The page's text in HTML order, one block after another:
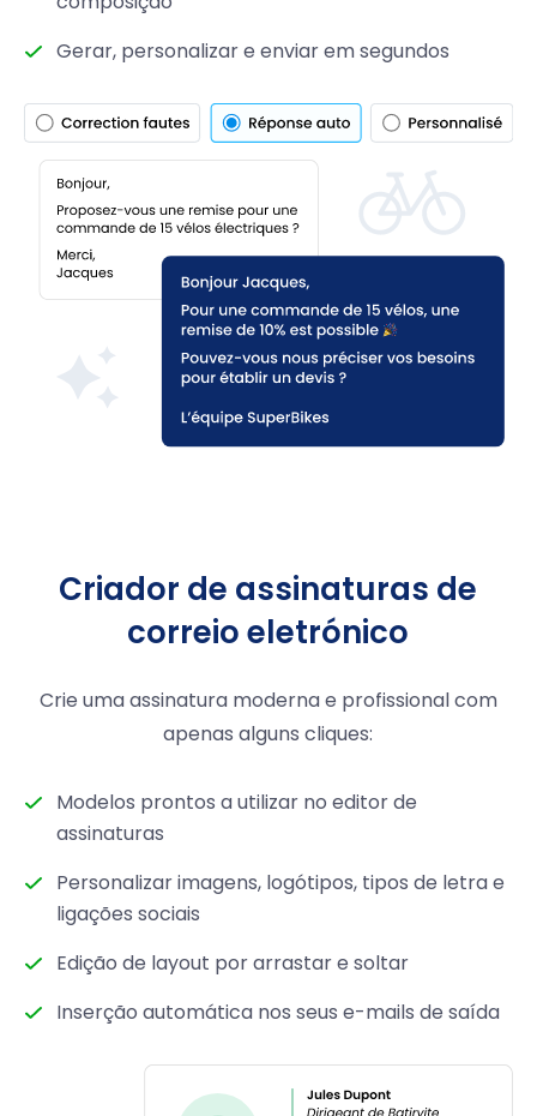
Gerar, personalizar e enviar em segundos
Criador de assinaturas de
correio eletrónico
Crie uma assinatura moderna e profissional com
apenas alguns cliques:
Modelos prontos a utilizar no editor de
assinaturas
Personalizar imagens, logótipos, tipos de letra e
ligações sociais
Edição de layout por arrastar e soltar
Inserção automática nos seus e-mails de saída